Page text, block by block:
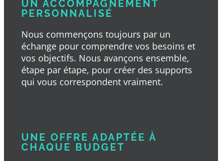
UN ACCOMPAGNEMENT
PERSONNALISÉ
Nous commençons toujours par un
échange pour comprendre vos besoins et
vos objectifs. Nous avançons ensemble,
étape par étape, pour créer des supports
qui vous correspondent vraiment.
UNE OFFRE ADAPTÉE À
CHAQUE BUDGET